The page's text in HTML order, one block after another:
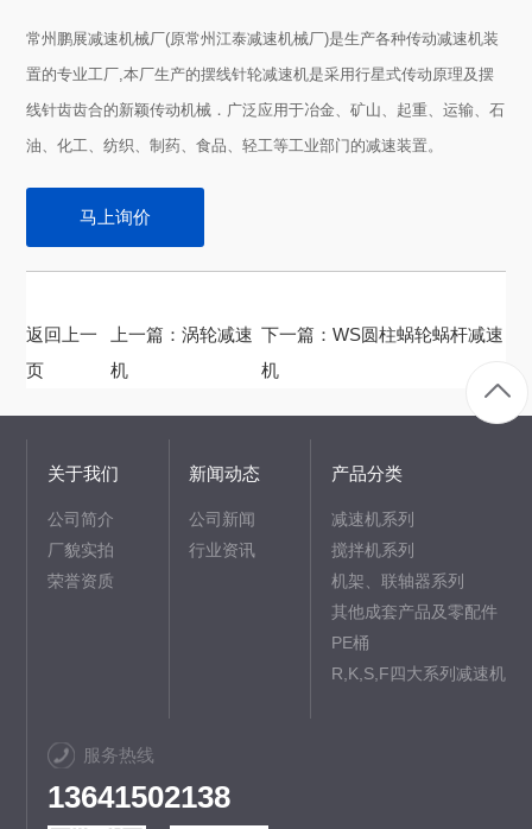
常州鹏展减速机械厂(原常州江泰减速机械厂)是生产各种传动减速机装
置的专业工厂,本厂生产的摆线针轮减速机是采用行星式传动原理及摆
线针齿齿合的新颖传动机械．广泛应用于冶金、矿山、起重、运输、石
油、化工、纺织、制药、食品、轻工等工业部门的减速装置。
马上询价
返回上一
页
上一篇： 涡轮减速
机
下一篇： WS圆柱蜗轮蜗杆减速
机
关于我们
公司简介
厂貌实拍
荣誉资质
新闻动态
公司新闻
行业资讯
产品分类
减速机系列
搅拌机系列
机架、联轴器系列
其他成套产品及零配件
PE桶
R,K,S,F四大系列减速机
服务热线
13641502138